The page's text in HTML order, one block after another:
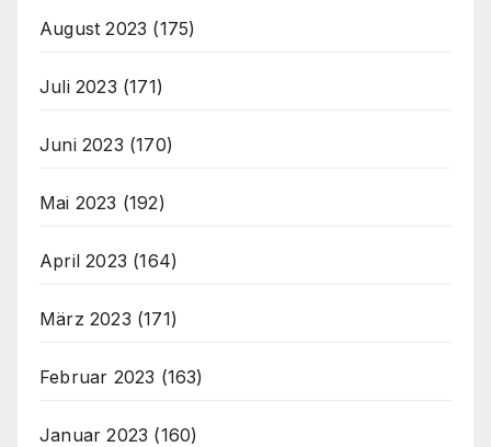
August 2023 (175)
Juli 2023 (171)
Juni 2023 (170)
Mai 2023 (192)
April 2023 (164)
März 2023 (171)
Februar 2023 (163)
Januar 2023 (160)